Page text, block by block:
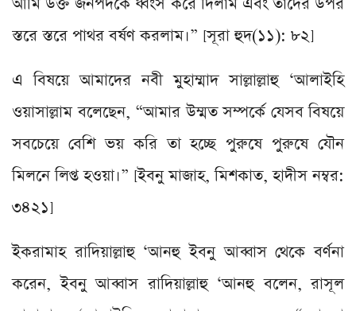
স্তরে স্তরে পাথর বর্ষণ করলাম।” [সূরা হুদ(১১): ৮২]
এ বিষয়ে আমাদের নবী মুহাম্মাদ সাল্লাল্লাহু ‘আলাইহি
ওয়াসাল্লাম বলেছেন, “আমার উম্মত সম্পর্কে যেসব বিষয়ে
সবচেয়ে বেশি ভয় করি তা হচ্ছে পুরুষে পুরুষে যৌন
মিলনে লিপ্ত হওয়া।” [ইবনু মাজাহ, মিশকাত, হাদীস নম্বর:
৩৪২১]
ইকরামাহ রাদিয়াল্লাহু ‘আনহু ইবনু আব্বাস থেকে বর্ণনা
করেন, ইবনু আব্বাস রাদিয়াল্লাহু ‘আনহু বলেন, রাসূল